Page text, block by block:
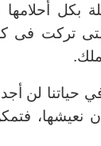
بكل
التى تركت فى
حياتنا لن
نعيشها،